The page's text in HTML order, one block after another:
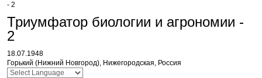
- 2
Триумфатор биологии и агрономии -
2
18.07.1948
Горький (Нижний Новгород), Нижегородская, Россия